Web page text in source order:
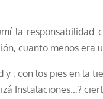
la
cuanto menos era
, con los pies en la
Instalaciones…?